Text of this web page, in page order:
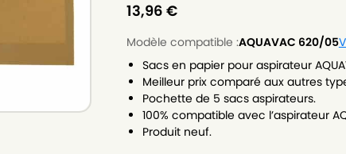
13,96 €
Modèle compatible :AQUAVAC 620/05
Sacs en papier pour aspirateur
Meilleur prix comparé aux autres
Pochette de 5 sacs aspirateurs.
100% compatible avec l’aspirateur
Produit neuf.